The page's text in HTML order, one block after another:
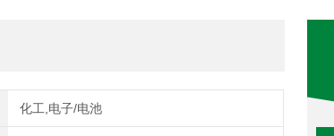
化工,电子/电池